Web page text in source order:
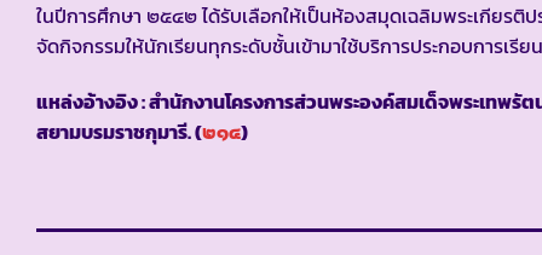
ในปีการศึกษา ๒๕๔๒ ได้รับเลือกให้เป็นห้องสมุดเฉลิมพระเกียรติ
จัดกิจกรรมให้นักเรียนทุกระดับชั้นเข้ามาใช้บริการประกอบการเรี
แหล่งอ้างอิง : สำนักงานโครงการส่วนพระองค์สมเด็จพระเทพรั
สยามบรมราชกุมารี. (๒๑๔)